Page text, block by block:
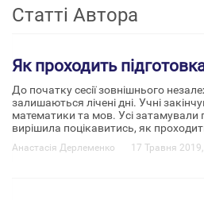
Статті Автора
Як проходить
До початку сесії зовнішнього
залишаються лічені дні. Учні
математики та мов. Усі затамували
вирішила поцікавитись, як
Анастасія Дерлеменко 17 Травня